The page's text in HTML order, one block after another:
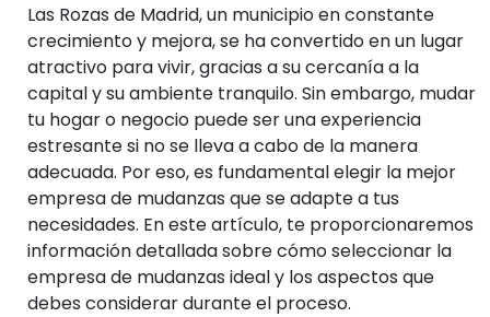
Las Rozas de Madrid, un municipio en constante
crecimiento y mejora, se ha convertido en un lugar
atractivo para vivir, gracias a su cercanía a la
capital y su ambiente tranquilo. Sin embargo, mudar
tu hogar o negocio puede ser una experiencia
estresante si no se lleva a cabo de la manera
adecuada. Por eso, es fundamental elegir la mejor
empresa de mudanzas que se adapte a tus
necesidades. En este artículo, te proporcionaremos
información detallada sobre cómo seleccionar la
empresa de mudanzas ideal y los aspectos que
debes considerar durante el proceso.